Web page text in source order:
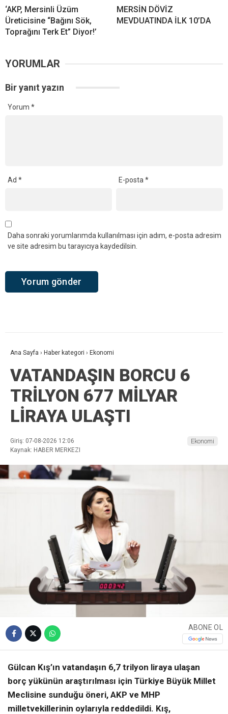
‘AKP, Mersinli Üzüm
Üreticisine “Bağını Sök,
Toprağını Terk Et” Diyor!’
MERSİN DÖVİZ
MEVDUATINDA İLK 10’DA
YORUMLAR
Bir yanıt yazın
Yorum *
Ad * E-posta*
Daha sonraki yorumlarımda kullanılması için adım, e-posta adresim
ve site adresim bu tarayıcıya kaydedilsin.
Ana Sayfa › Haber kategori › Ekonomi
VATANDAŞIN BORCU 6
TRİLYON 677 MİLYAR
LİRAYA ULAŞTI
Giriş: 07-08-2026 12:06
Kaynak: HABER MERKEZI
Ekonomi
ABONE OL
Gülcan Kış’ın vatandaşın 6,7 trilyon liraya ulaşan
borç yükünün araştırılması için Türkiye Büyük Millet
Meclisine sunduğu öneri, AKP ve MHP
milletvekillerinin oylarıyla reddedildi. Kış,